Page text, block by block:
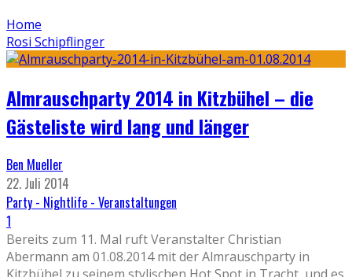
Home
Rosi Schipflinger
Almrauschparty 2014 in Kitzbühel – die
Gästeliste wird lang und länger
Ben Mueller
22. Juli 2014
Party - Nightlife - Veranstaltungen
1
Bereits zum 11. Mal ruft Veranstalter Christian
Abermann am 01.08.2014 mit der Almrauschparty in